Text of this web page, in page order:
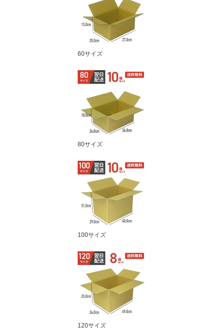
60サイズ
80サイズ
100サイズ
120サイズ